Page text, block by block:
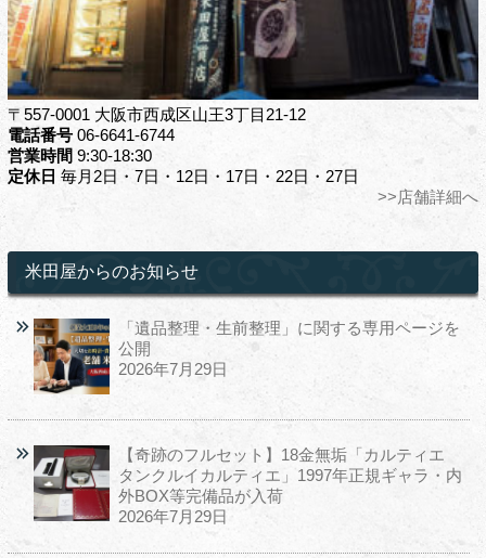
〒557-0001 大阪市西成区山王3丁目21-12
電話番号06-6641-6744
営業時間 9:30-18:30
定休日 毎月2日・7日・12日・17日・22日・27日
>>店舗詳細へ
米田屋からのお知らせ
「遺品整理・生前整理」に関する専用ページを
公開
2026年7月29日
【奇跡のフルセット】18金無垢「カルティエ
タンクルイカルティエ」1997年正規ギャラ・内
外BOX等完備品が入荷
2026年7月29日